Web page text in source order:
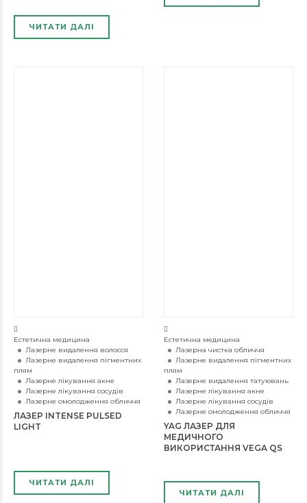
ЧИТАТИ ДАЛІ
Естетична медицина
Лазерне видалення волосся
Лазерне видалення пігментних
плям
Лазерне лікування акне
Лазерне лікування сосудів
Лазерне омолодження обличчя
ЛАЗЕР INTENSE PULSED
LIGHT
ЧИТАТИ ДАЛІ
Естетична медицина
Лазерна чистка обличчя
Лазерне видалення пігментних
плям
Лазерне видалення татуювань
Лазерне лікування акне
Лазерне лікування сосудів
Лазерне омолодження обличчя
YAG ЛАЗЕР ДЛЯ
МЕДИЧНОГО
ВИКОРИСТАННЯ VEGA QS
ЧИТАТИ ДАЛІ